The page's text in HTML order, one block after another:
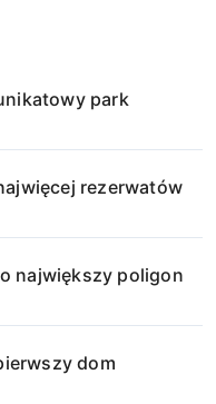
park
rezerwatów
największy poligon
dom